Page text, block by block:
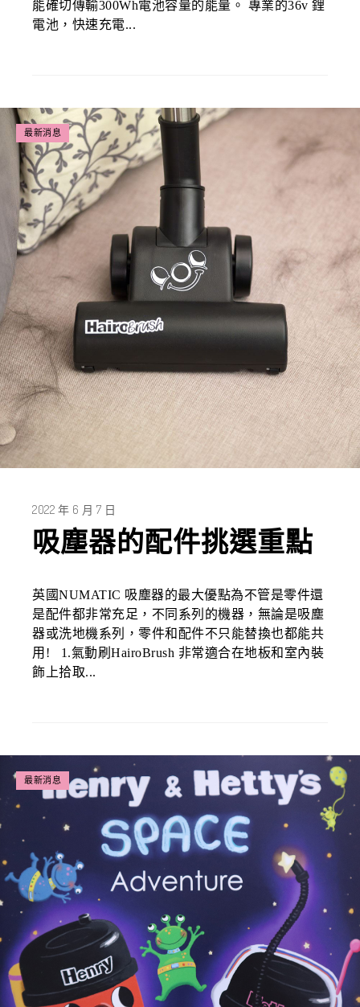
能確切傳輸300Wh電池容量的能量。 專業的36v 鋰
電池，快速充電...
最新消息
2022 年 6 月 7 日
吸塵器的配件挑選重點
英國NUMATIC 吸塵器的最大優點為不管是零件還
是配件都非常充足，不同系列的機器，無論是吸塵
器或洗地機系列，零件和配件不只能替換也都能共
用! 1.氣動刷HairoBrush 非常適合在地板和室內裝
飾上拾取...
最新消息